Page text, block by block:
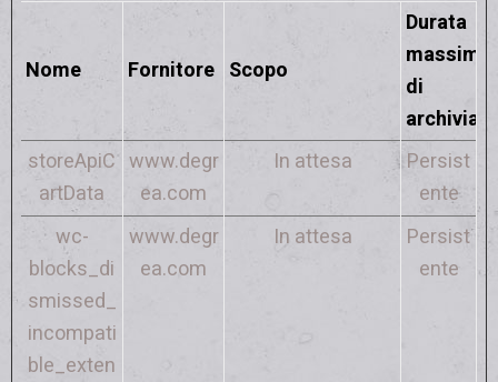
Nome Fornitore Scopo
Durata
massima
di
storeApiC
artData
www.degr
ea.com
In attesa
Persist
ente
wc-
blocks_di
smissed_
incompati
ble_exten
www.degr
ea.com
In attesa
Persist
ente